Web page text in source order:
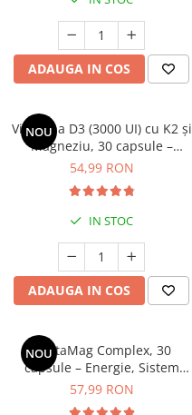
Protecție Solară
Creme SPF față
Creme SPF corp
Spray SPF
Uleiuri bronzare
Igienă Personală
Deodorante
Mâini și Unghii
Creme mâini
Tratamente unghii
Cosmetice coreene
Beauty of Joseon
L-Glutamina
Lecitina
Magneziu
Miere de Manuka
Probiotice
Quercetin
Resveratrol
Scortisoara
ADAUGA IN COS
NOU
Vitamina D3 (3000 UI) cu K2 și
Magneziu, 30 capsule –
Protecție Completă pentru
54,99 RON
IN STOC
ADAUGA IN COS
NOU
PentaMag Complex, 30
capsule – Energie, Sistem
Nervos și Sănătatea Inimii
57,99 RON